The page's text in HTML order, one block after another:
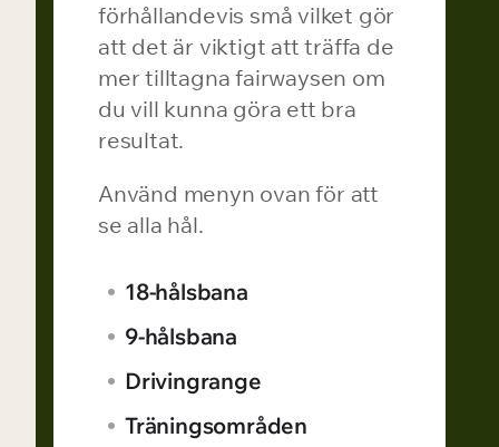
förhållandevis små vilket gör
att det är viktigt att träffa de
mer tilltagna fairwaysen om
du vill kunna göra ett bra
resultat.
Använd menyn ovan för att
se alla hål.
18-hålsbana
9-hålsbana
Drivingrange
Träningsområden